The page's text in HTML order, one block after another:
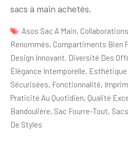
sacs à main achetés.
Asos Sac A Main,
Renommés, Compartiments Bien
Design Innovant, Diversité Des
Élégance Intemporelle, Esthétique
Sécurisées, Fonctionnalité,
Praticité Au Quotidien, Qualité
Bandoulière, Sac Fourre-Tout,
De Styles